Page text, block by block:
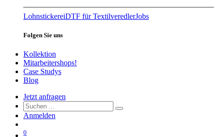
LohnstickereiDTF für TextilveredlerJobs
Folgen Sie uns
Kollektion
Mitarbeitershops!
Case Studys
Blog
Jetzt anfragen
Anmelden
0